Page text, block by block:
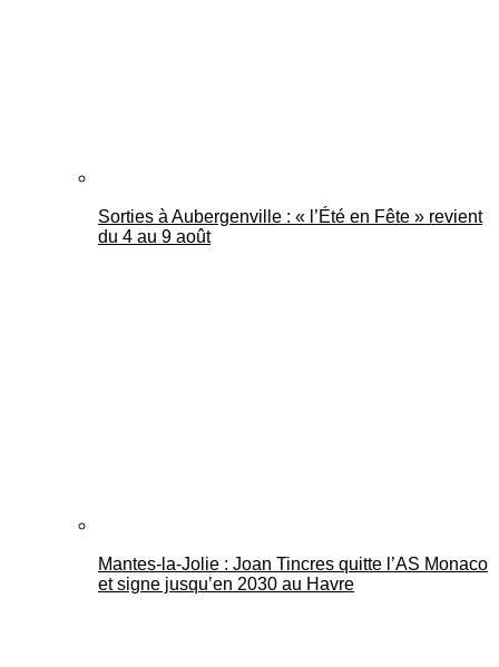
Sorties à Aubergenville : « l’Été en Fête » revient
du 4 au 9 août
Mantes-la-Jolie : Joan Tincres quitte l’AS Monaco
et signe jusqu’en 2030 au Havre